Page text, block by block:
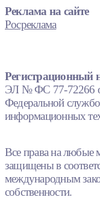
Реклама на сайте
Росреклама
Регистрационный
ЭЛ № ФС 77-72266
Федеральной
информационных
Все права на любые
защищены в
международным
собственности.